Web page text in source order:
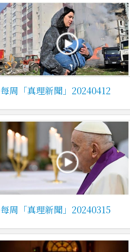
每周「真理新聞」20240412
每周「真理新聞」20240315